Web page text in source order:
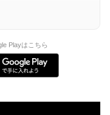
Playはこちら